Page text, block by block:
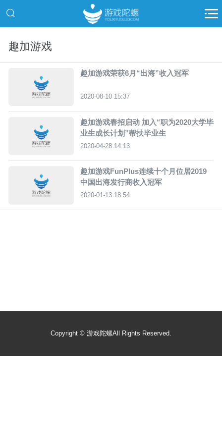
趣加游戏
趣加游戏荣获6月“出海”收入冠军
2020-08-10 15:37
趣加游戏春招启动 加入“职为2020大学毕
业生成长计划”帮扶毕业生
2020-04-28 14:13
趣加游戏FunPlus连续十个月位居2019
中国出海发行商收入冠军
2020-01-13 18:54
Copyright © 游戏陀螺All Rights Reserved.